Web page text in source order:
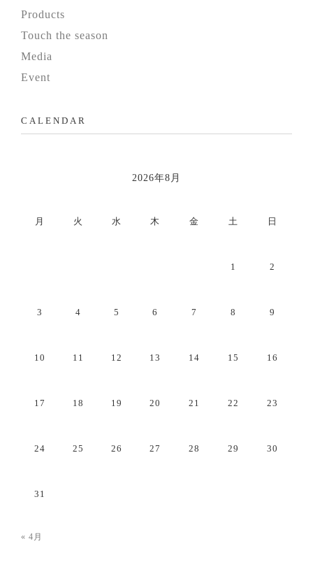
Products
Touch the season
Media
Event
CALENDAR
2026年8月
月 火 水 木 金 土 日
1 2
3 4 5 6 7 8 9
10 11 12 13 14 15 16
17 18 19 20 21 22 23
24 25 26 27 28 29 30
31
« 4月